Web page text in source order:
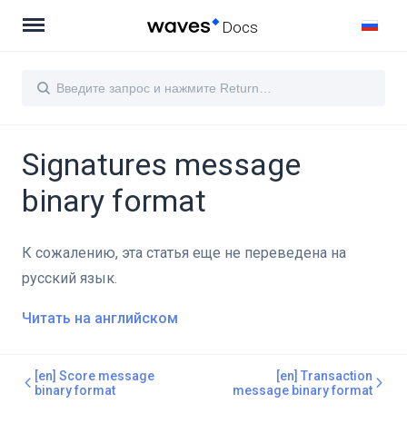
Docs
Signatures message
binary format
К сожалению, эта статья еще не переведена на
русский язык.
Читать на английском
[en] Score message
binary format
[en] Transaction
message binary format